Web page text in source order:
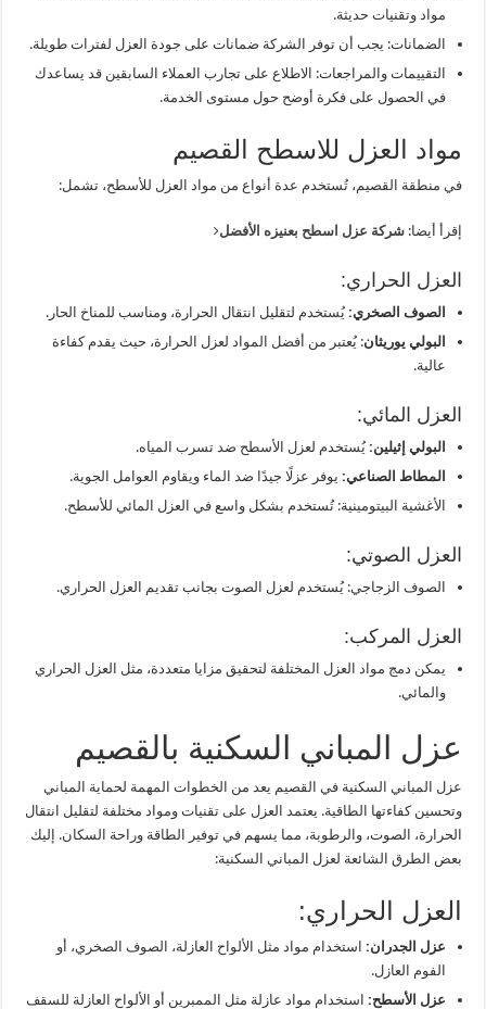
مواد وتقنيات حديثة.
الضمانات: يجب أن توفر الشركة ضمانات على جودة العزل لفترات طويلة.
التقييمات والمراجعات: الاطلاع على تجارب العملاء السابقين قد يساعدك
في الحصول على فكرة أوضح حول مستوى الخدمة.
مواد العزل للاسطح القصيم
في منطقة القصيم، تُستخدم عدة أنواع من مواد العزل للأسطح، تشمل:
إقرأ أيضا:شركة عزل اسطح بعنيزه الأفضل
العزل الحراري:
الصوف الصخري: يُستخدم لتقليل انتقال الحرارة، ومناسب للمناخ الحار.
البولي يوريثان: يُعتبر من أفضل المواد لعزل الحرارة، حيث يقدم كفاءة
عالية.
العزل المائي:
البولي إثيلين: يُستخدم لعزل الأسطح ضد تسرب المياه.
المطاط الصناعي: يوفر عزلًا جيدًا ضد الماء ويقاوم العوامل الجوية.
الأغشية البيتومينية: تُستخدم بشكل واسع في العزل المائي للأسطح.
العزل الصوتي:
الصوف الزجاجي: يُستخدم لعزل الصوت بجانب تقديم العزل الحراري.
العزل المركب:
يمكن دمج مواد العزل المختلفة لتحقيق مزايا متعددة، مثل العزل الحراري
والمائي.
عزل المباني السكنية بالقصيم
عزل المباني السكنية في القصيم يعد من الخطوات المهمة لحماية المباني
وتحسين كفاءتها الطاقية. يعتمد العزل على تقنيات ومواد مختلفة لتقليل انتقال
الحرارة، الصوت، والرطوبة، مما يسهم في توفير الطاقة وراحة السكان. إليك
بعض الطرق الشائعة لعزل المباني السكنية:
العزل الحراري:
عزل الجدران: استخدام مواد مثل الألواح العازلة، الصوف الصخري، أو
الفوم العازل.
عزل الأسطح: استخدام مواد عازلة مثل الممبرين أو الألواح العازلة للسقف